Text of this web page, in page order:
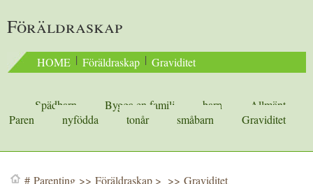
Föräldraskap
HOME | Föräldraskap | Graviditet
Spädbarn Bygga en familj barn
Allmänt
Paren
nyfödda tonår småbarn Graviditet
#Parenting >>Föräldraskap > >>Graviditet